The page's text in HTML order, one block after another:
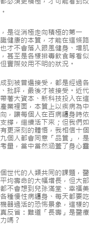
是從消極走向積極的第一
健康的本質，才能在這條路
才不會落入跟風健身、增肌
甚至是各樣排毒飲食等看似
實際效用不明的狀況。
到被普遍接受，都是經過各
批評，最後才被接受。近代
著大資本、新科技投入在這
業裡面，本質上以疾病為中
，讓每個人在百病纏身時依
撐，繼續活下來；但我們如
更深刻的體悟，我相信十個
個人都會同意「品質」，是
量，當中當然涵蓋了身心靈
世代的人類共同的課題，醫
均壽命的大幅增長，但大部
不會想到兒孫滿堂、幸福美
種慢性病纏身、每天都要吃
器過活的恐怖景象，這樣的
反省：難道「長壽」是醫療
嗎？